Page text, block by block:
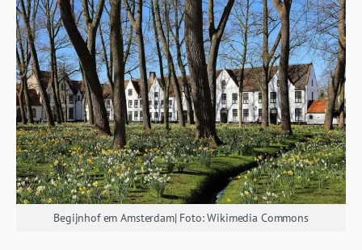
Begijnhof em Amsterdam| Foto: Wikimedia Commons